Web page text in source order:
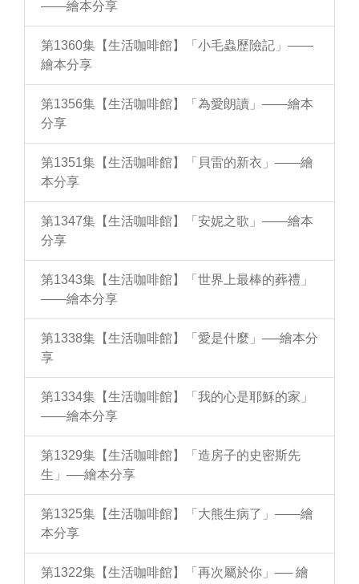
——繪本分享
第1360集【生活咖啡館】「小毛蟲歷險記」——
繪本分享
第1356集【生活咖啡館】「為愛朗讀」——繪本
分享
第1351集【生活咖啡館】「貝雷的新衣」——繪
本分享
第1347集【生活咖啡館】「安妮之歌」——繪本
分享
第1343集【生活咖啡館】「世界上最棒的葬禮」
——繪本分享
第1338集【生活咖啡館】「愛是什麼」──繪本分
享
第1334集【生活咖啡館】「我的心是耶穌的家」
——繪本分享
第1329集【生活咖啡館】「造房子的史密斯先
生」──繪本分享
第1325集【生活咖啡館】「大熊生病了」——繪
本分享
第1322集【生活咖啡館】「再次屬於你」── 繪